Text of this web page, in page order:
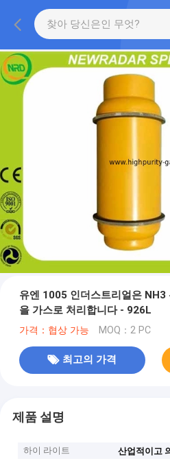
유엔 1005 인더스트리얼은
을 가스로 처리합니다 - 926L
가격：협상 가능 MOQ：2 PC
최고의 가격
제품 설명
하이 라이트 산업적이고